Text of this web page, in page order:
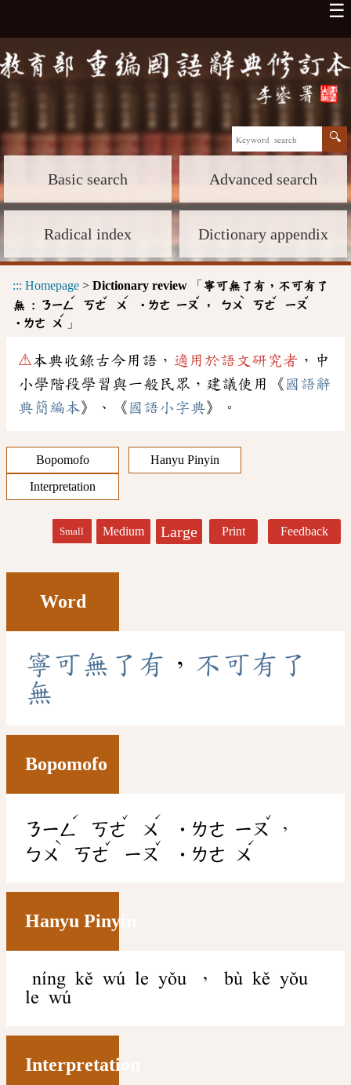
☰
Basic search Advanced search
Radical index Dictionary appendix
::: Homepage > Dictionary review 「 寧可無了有，不可有了
無 :
ㄋㄧㄥ
ˊ
ㄎㄜ
ˇ
ㄨ
ˊ
˙ㄌㄜ ㄧㄡ
ˇ
， ㄅㄨ
ˋ
ㄎㄜ
ˇ
ㄧㄡ
ˇ
˙ㄌㄜ ㄨ
ˊ
」
⚠本典收錄古今用語， 適用於語文研究者 ，中
小學階段學習與一般民眾，建議使用《 國語辭
典簡編本》、《 國語小字典》。
Bopomofo
Hanyu Pinyin
Interpretation
Small Medium Large Print Feedback
Word
寧可無 了 有 ， 不 可有 了
無
Bopomofo
ㄋㄧㄥ
ˊ
ㄎㄜ
ˇ
ㄨ
ˊ
˙ㄌㄜ ㄧㄡ
ˇ
，
ㄅㄨ
ˋ
ㄎㄜ
ˇ
ㄧㄡ
ˇ
˙ㄌㄜ ㄨ
ˊ
Hanyu Pinyin
níng kě wú le yǒu ， bù kě yǒu
le wú
Interpretation